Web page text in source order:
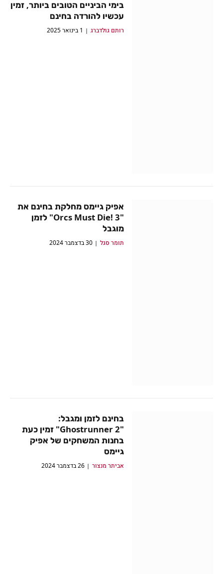
בימי הביניים הטובים ביותר, זמין
עכשיו להורדה בחינם
רותם גולדברג 1 בינואר 2025
אפיק גיימס מחלקת בחינם את
"Orcs Must Die! 3" לזמן
מוגבל
תומר סגל 30 בדצמבר 2024
בחינם לזמן ומגבל:
"Ghostrunner 2" זמין כעת
בחנות המשחקים של אפיק
גיימס
אביתר מנצור 26 בדצמבר 2024